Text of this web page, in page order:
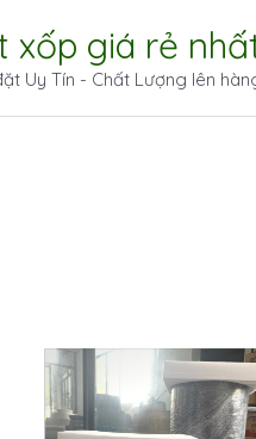
xốp giá rẻ
Uy Tín - Chất Lượng lên